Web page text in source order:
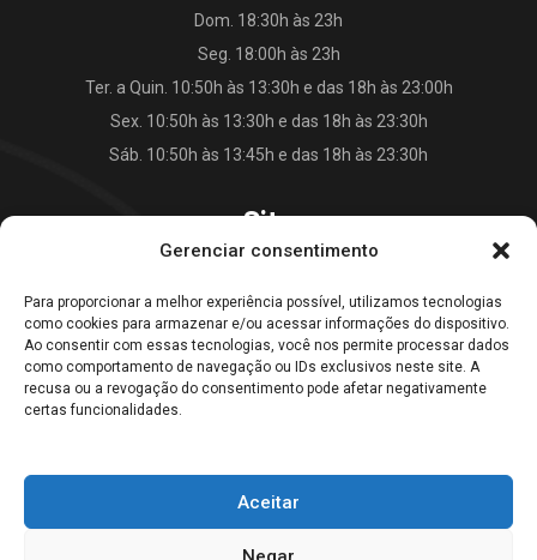
Gerenciar consentimento
Para proporcionar a melhor experiência possível, utilizamos tecnologias
como cookies para armazenar e/ou acessar informações do dispositivo.
Ao consentir com essas tecnologias, você nos permite processar dados
como comportamento de navegação ou IDs exclusivos neste site. A
recusa ou a revogação do consentimento pode afetar negativamente
certas funcionalidades.
Aceitar
Dom. 18:30h às 23h
Seg. 18:00h às 23h
Ter. a Quin. 10:50h às 13:30h e das 18h às 23:00h
Sex. 10:50h às 13:30h e das 18h às 23:30h
Sáb. 10:50h às 13:45h e das 18h às 23:30h
Site
Cardápio
Contato
Blog
Galeria Falkão Lanches